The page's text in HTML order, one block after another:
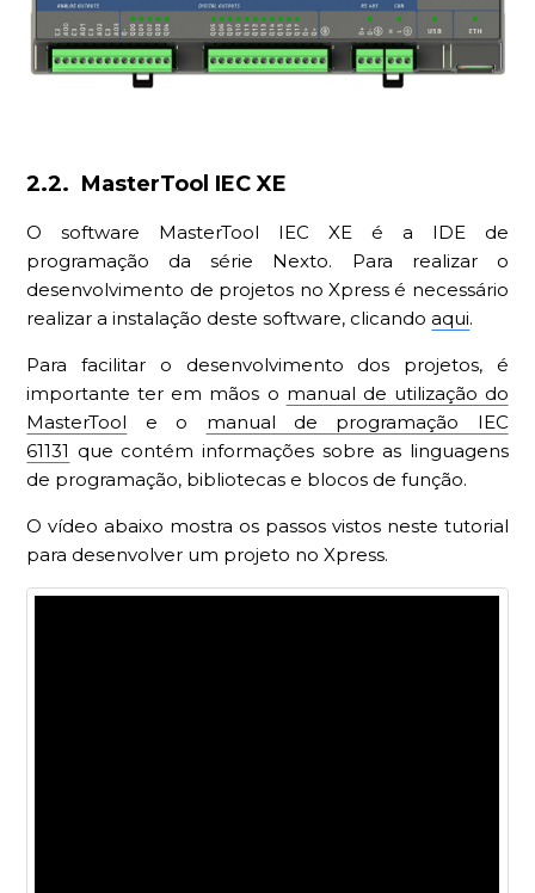
2.2. MasterTool IEC XE
O software MasterTool IEC XE é a IDE de
programação da série Nexto. Para realizar o
desenvolvimento de projetos no Xpress é necessário
realizar a instalação deste software, clicandoaqui.
Para facilitar o desenvolvimento dos projetos, é
importante ter em mãos o manual de utilização do
MasterTool e o manual de programação IEC
61131 que contém informações sobre as linguagens
de programação, bibliotecas e blocos de função.
O vídeo abaixo mostra os passos vistos neste tutorial
para desenvolver um projeto no Xpress.